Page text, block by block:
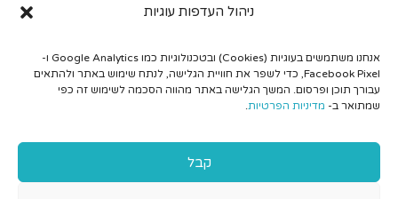
ניהול העדפות עוגיות
אנחנו משתמשים בעוגיות (Cookies) ובטכנולוגיות כמו Google Analytics ו-
Facebook Pixel, כדי לשפר את חוויית הגלישה, לנתח שימוש באתר ולהתאים
עבורך תוכן ופרסום. המשך הגלישה באתר מהווה הסכמה לשימוש זה כפי
שמתואר ב- מדיניות הפרטיות.
קבל
© 2026 כל הזכויות שמורות לגיטר פריק - לימוד גיטרה אונליין